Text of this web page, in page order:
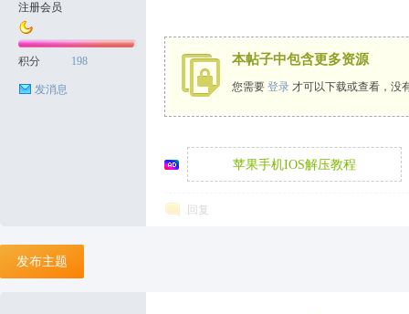
注册会员
积分 198
发消息
本帖子中包含更多资源
您需要 登录 才可以下载或查看，没
苹果手机IOS解压教程
回复
发布主题